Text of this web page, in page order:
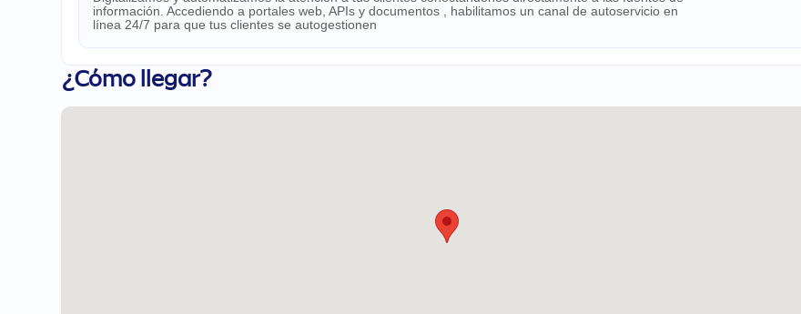
información. Accediendo a portales web, APIs y documentos , habilitamos un canal de autoservicio en
línea 24/7 para que tus clientes se autogestionen
¿Cómo llegar?